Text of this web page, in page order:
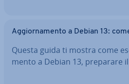
Ag­gior­na­men­to a Debian 13:
Questa guida ti mostra come
men­to a Debian 13, preparare